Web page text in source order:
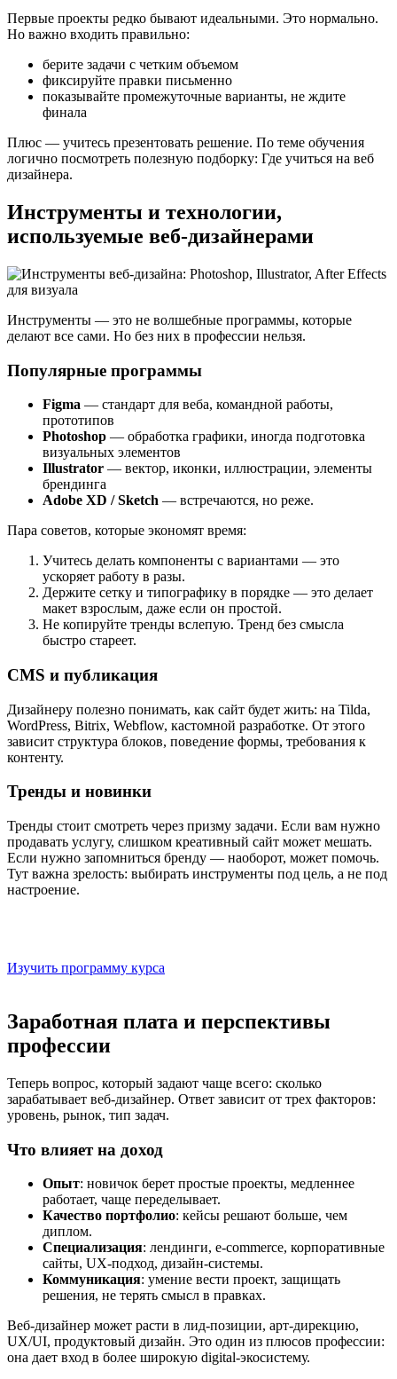
Первые проекты редко бывают идеальными. Это нормально.
Но важно входить правильно:
берите задачи с четким объемом
фиксируйте правки письменно
показывайте промежуточные варианты, не ждите
финала
Плюс — учитесь презентовать решение. По теме обучения
логично посмотреть полезную подборку: Где учиться на веб
дизайнера.
Инструменты и технологии,
используемые веб-дизайнерами
Инструменты — это не волшебные программы, которые
делают все сами. Но без них в профессии нельзя.
Популярные программы
Figma — стандарт для веба, командной работы,
прототипов
Photoshop — обработка графики, иногда подготовка
визуальных элементов
Illustrator — вектор, иконки, иллюстрации, элементы
брендинга
Adobe XD / Sketch — встречаются, но реже.
Пара советов, которые экономят время:
Учитесь делать компоненты с вариантами — это
ускоряет работу в разы.
Держите сетку и типографику в порядке — это делает
макет взрослым, даже если он простой.
Не копируйте тренды вслепую. Тренд без смысла
быстро стареет.
CMS и публикация
Дизайнеру полезно понимать, как сайт будет жить: на Tilda,
WordPress, Bitrix, Webflow, кастомной разработке. От этого
зависит структура блоков, поведение формы, требования к
контенту.
Тренды и новинки
Тренды стоит смотреть через призму задачи. Если вам нужно
продавать услугу, слишком креативный сайт может мешать.
Если нужно запомниться бренду — наоборот, может помочь.
Тут важна зрелость: выбирать инструменты под цель, а не под
настроение.
Изучить программу курса
Заработная плата и перспективы
профессии
Теперь вопрос, который задают чаще всего: сколько
зарабатывает веб-дизайнер. Ответ зависит от трех факторов:
уровень, рынок, тип задач.
Что влияет на доход
Опыт: новичок берет простые проекты, медленнее
работает, чаще переделывает.
Качество портфолио: кейсы решают больше, чем
диплом.
Специализация: лендинги, e-commerce, корпоративные
сайты, UX-подход, дизайн-системы.
Коммуникация: умение вести проект, защищать
решения, не терять смысл в правках.
Веб-дизайнер может расти в лид-позиции, арт-дирекцию,
UX/UI, продуктовый дизайн. Это один из плюсов профессии:
она дает вход в более широкую digital-экосистему.